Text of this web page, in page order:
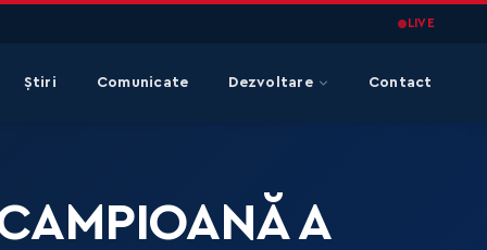
LIVE
Știri Comunicate Dezvoltare Contact
A